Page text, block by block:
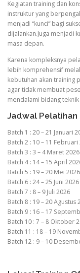
Kegiatan training dan
instruktur yang
menjadi “kunci” bagi
dijalankan.Juga menjadi
masa depan.
Karena kompleksnya
lebih komprehensif
kebutuhan akan training
agar tidak membuat
mendalami bidang teknik
Jadwal Pelatihan
Batch 1 : 20 – 21 Januari
Batch 2 : 10 – 11 Februari
Batch 3 : 3 – 4 Maret 2026
Batch 4 : 14 – 15 April
Batch 5 : 19 – 20 Mei 2026
Batch 6 : 24 – 25 Juni 2026
Batch 7 : 8 – 9 Juli 2026
Batch 8 : 19 – 20 Agustus
Batch 9 : 16 – 17
Batch 10 : 7 – 8 Oktober
Batch 11 : 18 – 19
Batch 12 : 9 – 10